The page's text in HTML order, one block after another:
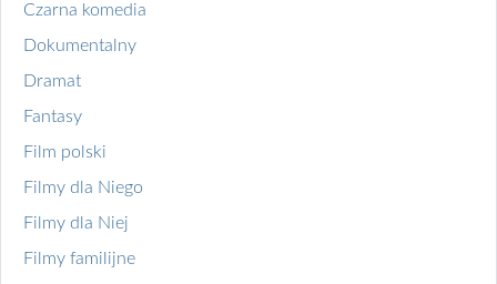
Czarna komedia
Dokumentalny
Dramat
Fantasy
Film polski
Filmy dla Niego
Filmy dla Niej
Filmy familijne